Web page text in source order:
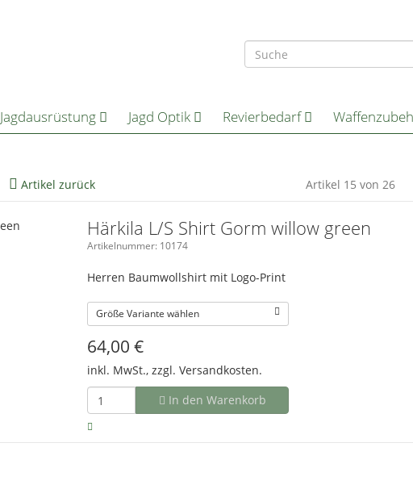
Jagdausrüstung Jagd Optik Revierbedarf
Artikel zurück Artikel 15 von 26
Härkila L/S Shirt Gorm willow green
Artikelnummer: 10174
Herren Baumwollshirt mit Logo-Print
Größe Variante wählen
64,00 €
inkl. MwSt., zzgl. Versandkosten.
In den Warenkorb